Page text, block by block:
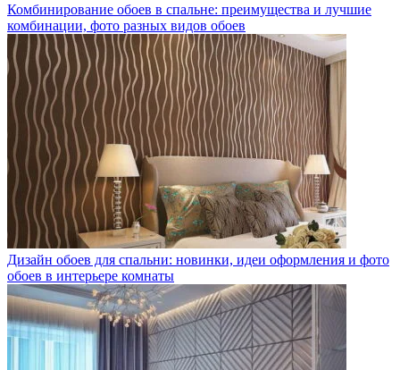
Комбинирование обоев в спальне: преимущества и лучшие
комбинации, фото разных видов обоев
Дизайн обоев для спальни: новинки, идеи оформления и фото
обоев в интерьере комнаты